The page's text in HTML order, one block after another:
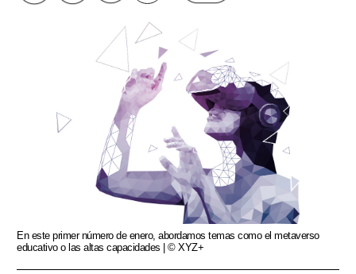
En este primer número de enero, abordamos temas como el metaverso
educativo o las altas capacidades | © XYZ+